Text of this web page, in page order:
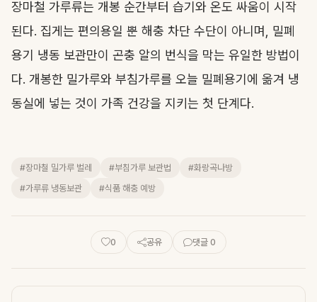
장마철 가루류는 개봉 순간부터 습기와 온도 싸움이 시작
된다. 집게는 편의용일 뿐 해충 차단 수단이 아니며, 밀폐
용기 냉동 보관만이 곤충 알의 번식을 막는 유일한 방법이
다. 개봉한 밀가루와 부침가루를 오늘 밀폐용기에 옮겨 냉
동실에 넣는 것이 가족 건강을 지키는 첫 단계다.
#장마철 밀가루 벌레 #부침가루 보관법
#화랑곡나방
#가루류 냉동보관
#식품 해충 예방
0 공유 댓글 0